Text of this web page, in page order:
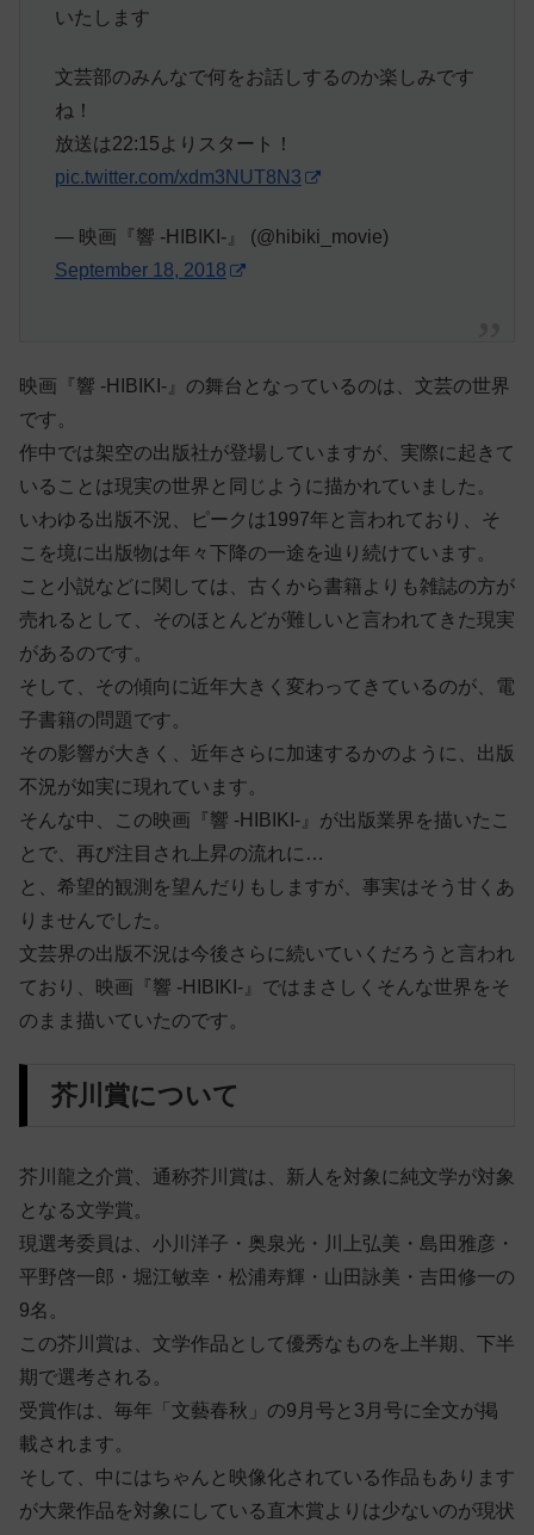
いたします
文芸部のみんなで何をお話しするのか楽しみです
ね！
放送は22:15よりスタート！
pic.twitter.com/xdm3NUT8N3
— 映画『響 -HIBIKI-』 (@hibiki_movie)
September 18, 2018
映画『響 -HIBIKI-』の舞台となっているのは、文芸の世界
です。
作中では架空の出版社が登場していますが、実際に起きて
いることは現実の世界と同じように描かれていました。
いわゆる出版不況、ピークは1997年と言われており、そ
こを境に出版物は年々下降の一途を辿り続けています。
こと小説などに関しては、古くから書籍よりも雑誌の方が
売れるとして、そのほとんどが難しいと言われてきた現実
があるのです。
そして、その傾向に近年大きく変わってきているのが、電
子書籍の問題です。
その影響が大きく、近年さらに加速するかのように、出版
不況が如実に現れています。
そんな中、この映画『響 -HIBIKI-』が出版業界を描いたこ
とで、再び注目され上昇の流れに…
と、希望的観測を望んだりもしますが、事実はそう甘くあ
りませんでした。
文芸界の出版不況は今後さらに続いていくだろうと言われ
ており、映画『響 -HIBIKI-』ではまさしくそんな世界をそ
のまま描いていたのです。
芥川賞について
芥川龍之介賞、通称芥川賞は、新人を対象に純文学が対象
となる文学賞。
現選考委員は、小川洋子・奥泉光・川上弘美・島田雅彦・
平野啓一郎・堀江敏幸・松浦寿輝・山田詠美・吉田修一の
9名。
この芥川賞は、文学作品として優秀なものを上半期、下半
期で選考される。
受賞作は、毎年「文藝春秋」の9月号と3月号に全文が掲
載されます。
そして、中にはちゃんと映像化されている作品もあります
が大衆作品を対象にしている直木賞よりは少ないのが現状